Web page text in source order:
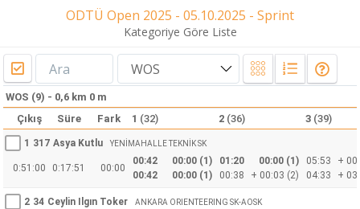
ODTÜ Open 2025 - 05.10.2025 - Sprint
Kategoriye Göre Liste
WOS
WOS (9) - 0,6 km 0 m
Çıkış
Süre Fark 1 (32) 2 (36) 3 (39)
1 317 Asya KutluYENİMAHALLE TEKNİK SK
0:51:00 0:17:51 00:00
00:42
00:42
00:00 (1)
00:00 (1)
01:20
00:38
00:00 (1)
+ 00:03 (2)
05:53
04:33
+
+
2 34 Ceylin Ilgın Toker ANKARA ORIENTEERING SK-AOSK